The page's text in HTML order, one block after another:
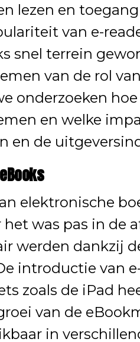
lezen en
van e-
snel terrein
van de rol
onderzoeken
en welke
en de
elektronische
het was pas in de
werden dankzij
introductie van
zoals de iPad
van de
in